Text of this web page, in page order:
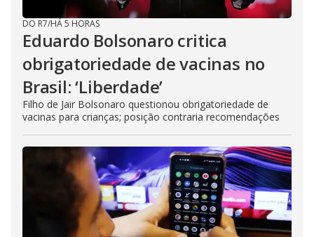
DO R7/HÁ 5 HORAS
Eduardo Bolsonaro critica
obrigatoriedade de vacinas no
Brasil: ‘Liberdade’
Filho de Jair Bolsonaro questionou obrigatoriedade de
vacinas para crianças; posição contraria recomendações